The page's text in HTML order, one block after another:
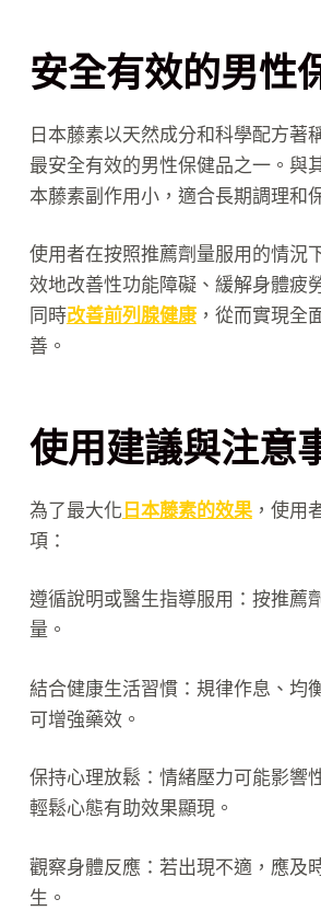
安全有效的男性
日本藤素以天然成分和科學配方著
最安全有效的男性保健品之一。與
本藤素副作用小，適合長期調理和
使用者在按照推薦劑量服用的情況
效地改善性功能障礙、緩解身體疲
同時改善前列腺健康，從而實現全
善。
使用建議與注意
為了最大化日本藤素的效果，使用
項：
遵循說明或醫生指導服用：按推薦
量。
結合健康生活習慣：規律作息、均
可增強藥效。
保持心理放鬆：情緒壓力可能影響
輕鬆心態有助效果顯現。
觀察身體反應：若出現不適，應及
生。